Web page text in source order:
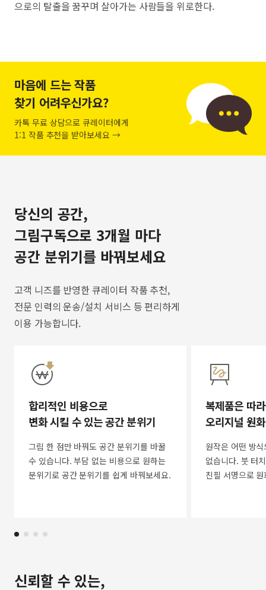
으로의 탈출을 꿈꾸며 살아가는 사람들을 위로한다.
마음에 드는 작품
찾기 어려우신가요?
카톡 무료 상담으로 큐레이터에게
1:1 작품 추천을 받아보세요 →
당신의 공간,
그림구독으로 3개월 마다
공간 분위기를 바꿔보세요
고객 니즈를 반영한 큐레이터 작품 추천,
전문 인력의 운송/설치 서비스 등 편리하게
이용 가능합니다.
합리적인 비용으로
변화 시킬 수 있는 공간 분위기
그림 한 점만 바꿔도 공간 분위기를 바꿀
수 있습니다. 부담 없는 비용으로 원하는
분위기로 공간 분위기를 쉽게 바꿔보세요.
복제품은 따
오리지널 원
원작은 어떤 방
없습니다. 붓 터
친필 서명으로
신뢰할 수 있는,